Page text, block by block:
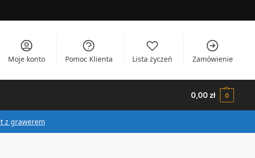
Moje konto Pomoc Klienta Lista życzeń Zamówienie
0,00zł 0
z grawerem